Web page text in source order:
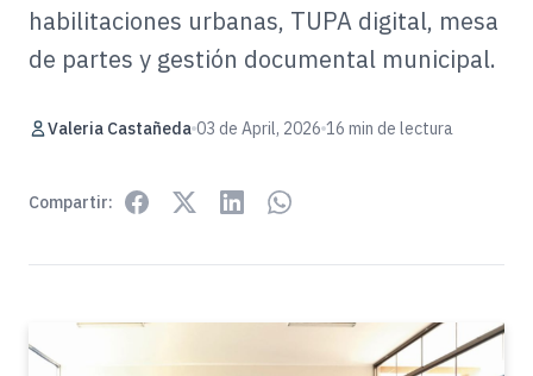
habilitaciones urbanas, TUPA digital, mesa
de partes y gestión documental municipal.
Valeria Castañeda 03 de April, 2026 16 min de lectura
Compartir: